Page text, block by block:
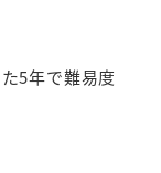
5年で難易度